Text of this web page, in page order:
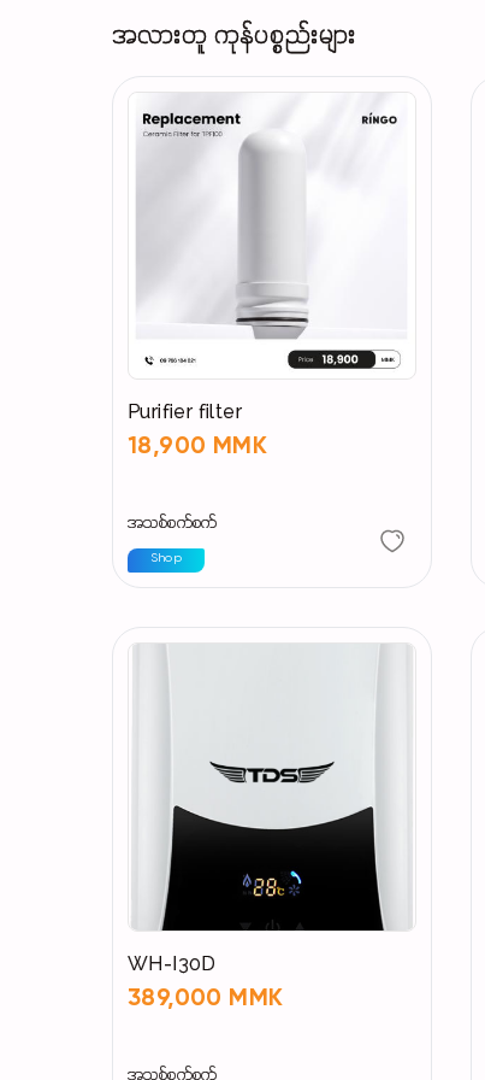
အလားတူ ကုန်ပစ္စည်းများ
Purifier filter
18,900 MMK
အသစ်စက်စက်
Shop
WH-I30D
389,000 MMK
အသစ်စက်စက်